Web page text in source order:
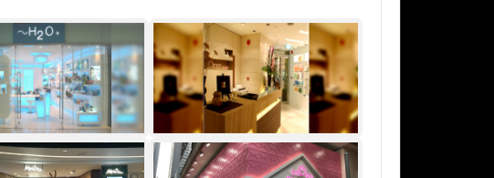
H2o+ Oasis